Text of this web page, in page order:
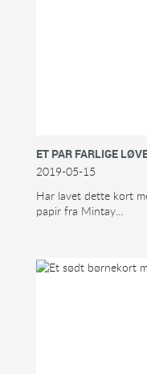
ET PAR FARLIGE
2019-05-15
Har lavet dette kort
papir fra Mintay...